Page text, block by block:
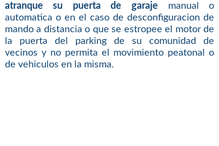
atranque su puerta de garaje manual o
automatica o en el caso de desconfiguracion de
mando a distancia o que se estropee el motor de
la puerta del parking de su comunidad de
vecinos y no permita el movimiento peatonal o
de vehiculos en la misma.